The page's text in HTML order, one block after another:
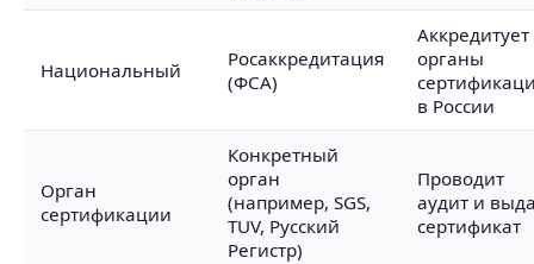
Национальный
Росаккредитация
(ФСА)
Аккредитует
органы
в России
Орган
сертификации
Конкретный
орган
(например, SGS,
TUV, Русский
Регистр)
Проводит
аудит и
сертификат